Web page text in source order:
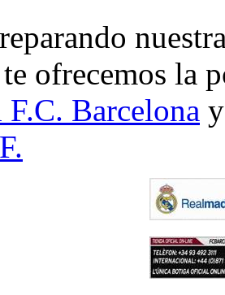
ofrecemos la
Barcelona